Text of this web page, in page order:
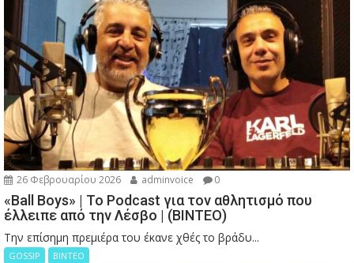
26 Φεβρουαρίου 2026 adminvoice 0
«Ball Boys» | Το Podcast για τον αθλητισμό που
έλλειπε από την Λέσβο | (ΒΙΝΤΕΟ)
Την επίσημη πρεμιέρα του έκανε χθές το βράδυ...
GOSSIP ΒΙΝΤΕΟ